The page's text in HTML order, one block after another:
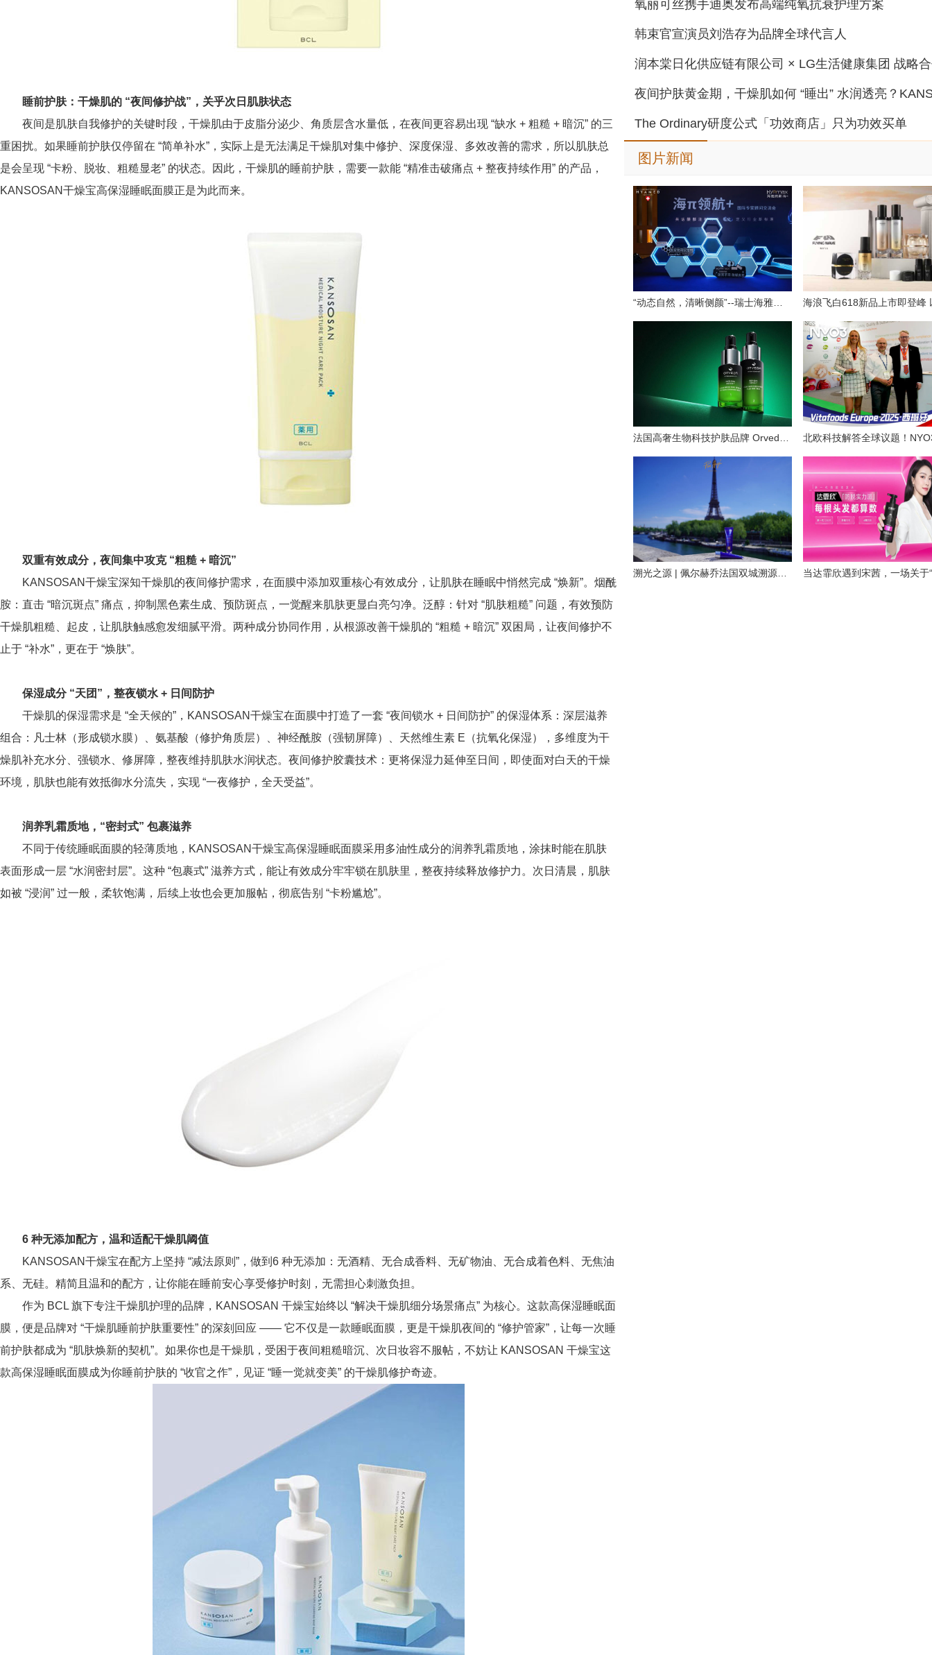
睡前护肤：干燥肌的 “夜间修护战”，关乎次日肌肤状态
夜间是肌肤自我修护的关键时段，干燥肌由于皮脂分泌少、角质层含水量低，在夜间更容易出现 “缺水 + 粗糙 + 暗沉” 的三
重困扰。如果睡前护肤仅停留在 “简单补水”，实际上是无法满足干燥肌对集中修护、深度保湿、多效改善的需求，所以肌肤总
是会呈现 “卡粉、脱妆、粗糙显老” 的状态。因此，干燥肌的睡前护肤，需要一款能 “精准击破痛点 + 整夜持续作用” 的产品，
KANSOSAN干燥宝高保湿睡眠面膜正是为此而来。
双重有效成分，夜间集中攻克“粗糙 + 暗沉”
KANSOSAN干燥宝深知干燥肌的夜间修护需求，在面膜中添加双重核心有效成分，让肌肤在睡眠中悄然完成 “焕新”。烟酰
胺：直击 “暗沉斑点” 痛点，抑制黑色素生成、预防斑点，一觉醒来肌肤更显白亮匀净。泛醇：针对 “肌肤粗糙” 问题，有效预防
干燥肌粗糙、起皮，让肌肤触感愈发细腻平滑。两种成分协同作用，从根源改善干燥肌的 “粗糙 + 暗沉” 双困局，让夜间修护不
止于 “补水”，更在于 “焕肤”。
保湿成分“天团”，整夜锁水 + 日间防护
干燥肌的保湿需求是 “全天候的”，KANSOSAN干燥宝在面膜中打造了一套 “夜间锁水 + 日间防护” 的保湿体系：深层滋养
组合：凡士林（形成锁水膜）、氨基酸（修护角质层）、神经酰胺（强韧屏障）、天然维生素 E（抗氧化保湿），多维度为干
燥肌补充水分、强锁水、修屏障，整夜维持肌肤水润状态。夜间修护胶囊技术：更将保湿力延伸至日间，即使面对白天的干燥
环境，肌肤也能有效抵御水分流失，实现 “一夜修护，全天受益”。
润养乳霜质地，“密封式” 包裹滋养
不同于传统睡眠面膜的轻薄质地，KANSOSAN干燥宝高保湿睡眠面膜采用多油性成分的润养乳霜质地，涂抹时能在肌肤
表面形成一层 “水润密封层”。这种 “包裹式” 滋养方式，能让有效成分牢牢锁在肌肤里，整夜持续释放修护力。次日清晨，肌肤
如被 “浸润” 过一般，柔软饱满，后续上妆也会更加服帖，彻底告别 “卡粉尴尬”。
6 种无添加配方，温和适配干燥肌阈值
KANSOSAN干燥宝在配方上坚持 “减法原则”，做到6 种无添加：无酒精、无合成香料、无矿物油、无合成着色料、无焦油
系、无硅。精简且温和的配方，让你能在睡前安心享受修护时刻，无需担心刺激负担。
作为 BCL 旗下专注干燥肌护理的品牌，KANSOSAN 干燥宝始终以 “解决干燥肌细分场景痛点” 为核心。这款高保湿睡眠面
膜，便是品牌对 “干燥肌睡前护肤重要性” 的深刻回应 —— 它不仅是一款睡眠面膜，更是干燥肌夜间的 “修护管家”，让每一次睡
前护肤都成为 “肌肤焕新的契机”。如果你也是干燥肌，受困于夜间粗糙暗沉、次日妆容不服帖，不妨让 KANSOSAN 干燥宝这
款高保湿睡眠面膜成为你睡前护肤的 “收官之作”，见证 “睡一觉就变美” 的干燥肌修护奇迹。
氧丽可丝携手迪奥发布高端纯氧抗衰护理方案
韩束官宣演员刘浩存为品牌全球代言人
The Ordinary研度公式「功效商店」只为功效买单
图片新闻